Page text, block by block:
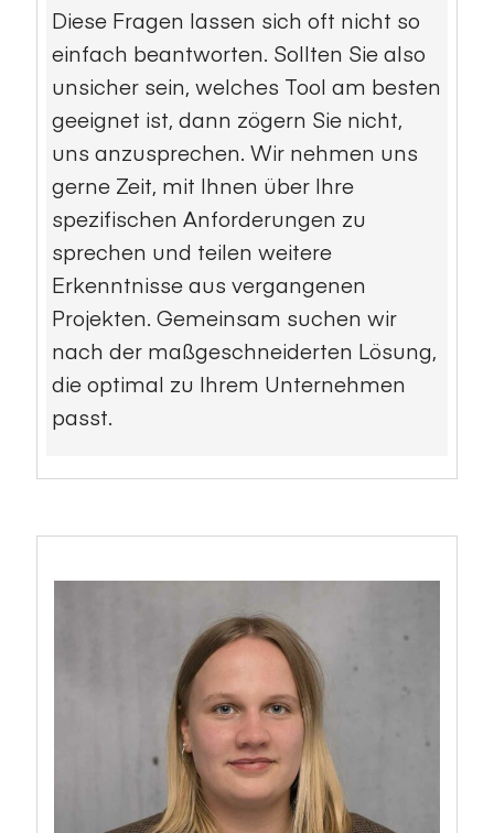
Diese Fragen lassen sich oft nicht so
einfach beantworten. Sollten Sie also
unsicher sein, welches Tool am besten
geeignet ist, dann zögern Sie nicht,
uns anzusprechen. Wir nehmen uns
gerne Zeit, mit Ihnen über Ihre
spezifischen Anforderungen zu
sprechen und teilen weitere
Erkenntnisse aus vergangenen
Projekten. Gemeinsam suchen wir
nach der maßgeschneiderten Lösung,
die optimal zu Ihrem Unternehmen
passt.